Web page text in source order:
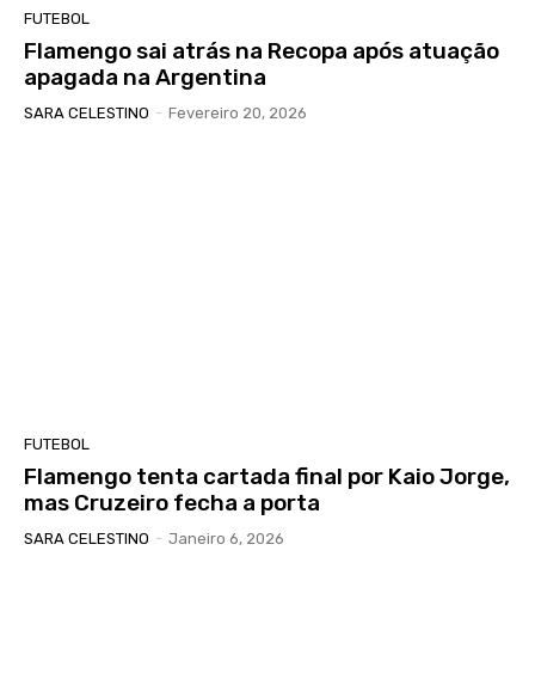
FUTEBOL
Flamengo sai atrás na Recopa após atuação
apagada na Argentina
SARA CELESTINO - Fevereiro 20, 2026
FUTEBOL
Flamengo tenta cartada final por Kaio Jorge,
mas Cruzeiro fecha a porta
SARA CELESTINO - Janeiro 6, 2026